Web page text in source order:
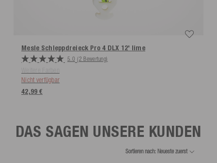
Mesle Schleppdreieck Pro 4 DLX 12' lime
5.0 (2 Bewertung)
Nicht verfügbar
42,99 €
DAS SAGEN UNSERE KUNDEN
Sortieren nach: Neueste zuerst